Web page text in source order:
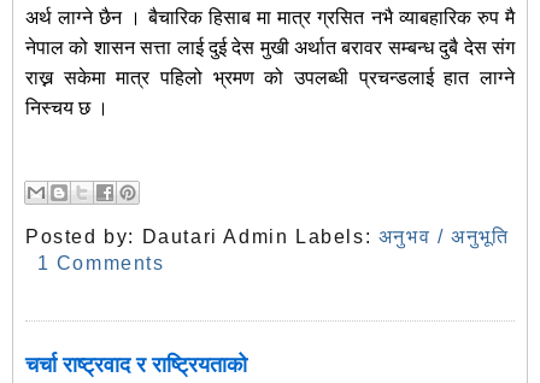
अर्थ लाग्ने छैन । बैचारिक हिसाब मा मात्र ग्रसित नभै व्याबहारिक रुप मै
नेपाल को शासन सत्ता लाई दुई देस मुखी अर्थात बरावर सम्बन्ध दुबै देस संग
राख्न सकेमा मात्र पहिलो भ्रमण को उपलब्धी प्रचन्डलाई हात लाग्ने
निस्चय छ ।
Posted by: Dautari Admin Labels: अनुभव / अनुभूति
1 Comments
चर्चा राष्ट्रवाद र राष्ट्रियताको